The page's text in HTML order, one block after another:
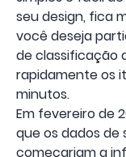
seu design, fica
você deseja
de classificação
rapidamente os
minutos.
Em fevereiro de
que os dados de
começariam a